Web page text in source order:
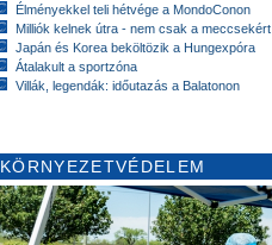
Élményekkel teli hétvége a MondoConon
Milliók kelnek útra - nem csak a meccsekért
Japán és Korea beköltözik a Hungexpóra
Átalakult a sportzóna
Villák, legendák: időutazás a Balatonon
KÖRNYEZETVÉDELEM